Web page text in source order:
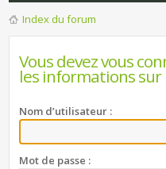
Index du forum
Vous devez vous
les informations sur
Nom d’utilisateur :
Mot de passe :